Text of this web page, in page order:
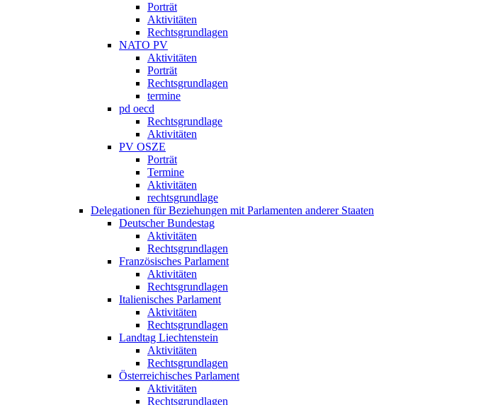
Porträt
Aktivitäten
Rechtsgrundlagen
NATO PV
Aktivitäten
Porträt
Rechtsgrundlagen
termine
pd oecd
Rechtsgrundlage
Aktivitäten
PV OSZE
Porträt
Termine
Aktivitäten
rechtsgrundlage
Delegationen für Beziehungen mit Parlamenten anderer Staaten
Deutscher Bundestag
Aktivitäten
Rechtsgrundlagen
Französisches Parlament
Aktivitäten
Rechtsgrundlagen
Italienisches Parlament
Aktivitäten
Rechtsgrundlagen
Landtag Liechtenstein
Aktivitäten
Rechtsgrundlagen
Österreichisches Parlament
Aktivitäten
Rechtsgrundlagen